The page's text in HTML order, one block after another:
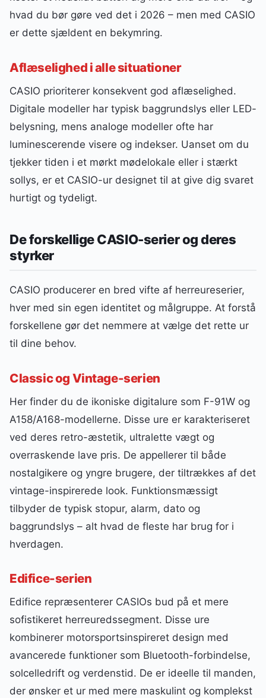
hvad du bør gøre ved det i 2026 – men med CASIO
er dette sjældent en bekymring.
Aflæselighed i alle situationer
CASIO prioriterer konsekvent god aflæselighed.
Digitale modeller har typisk baggrundslys eller LED-
belysning, mens analoge modeller ofte har
luminescerende visere og indekser. Uanset om du
tjekker tiden i et mørkt mødelokale eller i stærkt
sollys, er et CASIO-ur designet til at give dig svaret
hurtigt og tydeligt.
De forskellige CASIO-serier og deres
styrker
CASIO producerer en bred vifte af herreureserier,
hver med sin egen identitet og målgruppe. At forstå
forskellene gør det nemmere at vælge det rette ur
til dine behov.
Classic og Vintage-serien
Her finder du de ikoniske digitalure som F-91W og
A158/A168-modellerne. Disse ure er karakteriseret
ved deres retro-æstetik, ultralette vægt og
overraskende lave pris. De appellerer til både
nostalgikere og yngre brugere, der tiltrækkes af det
vintage-inspirerede look. Funktionsmæssigt
tilbyder de typisk stopur, alarm, dato og
baggrundslys – alt hvad de fleste har brug for i
hverdagen.
Edifice-serien
Edifice repræsenterer CASIOs bud på et mere
sofistikeret herreuredssegment. Disse ure
kombinerer motorsportsinspireret design med
avancerede funktioner som Bluetooth-forbindelse,
solcelledrift og verdenstid. De er ideelle til manden,
der ønsker et ur med mere maskulint og komplekst